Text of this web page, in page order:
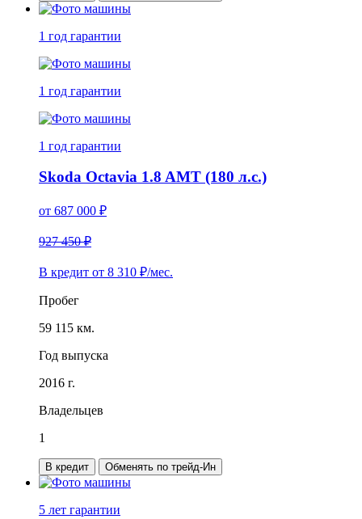
1 год гарантии
1 год гарантии
1 год гарантии
Skoda Octavia 1.8 AMT (180 л.с.)
от 687 000 ₽
927 450 ₽
В кредит от 8 310 ₽/мес.
Пробег
59 115 км.
Год выпуска
2016 г.
Владельцев
1
В кредит Обменять по трейд-Ин
5 лет гарантии